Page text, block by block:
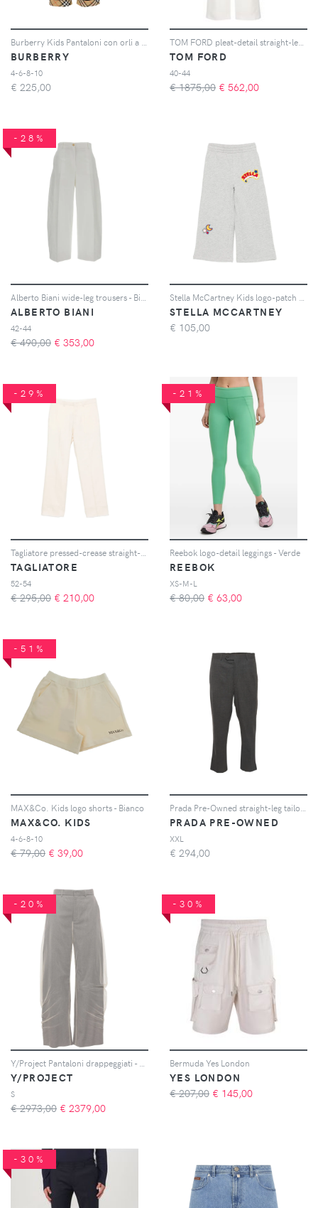
BURBERRY
4-6-8-10
€ 225,00
TOM FORD
40-44
€ 1875,00 € 562,00
-28%
ALBERTO BIANI
42-44
€ 490,00 € 353,00
STELLA MCCARTNEY
€ 105,00
-29%
TAGLIATORE
52-54
€ 295,00 € 210,00
-21%
Reebok logo-detail leggings - Verde
REEBOK
XS-M-L
€ 80,00 € 63,00
-51%
MAX&Co. Kids logo shorts - Bianco
MAX&CO. KIDS
4-6-8-10
€ 79,00 € 39,00
PRADA PRE-OWNED
XXL
€ 294,00
-20%
Y/PROJECT
S
€ 2973,00 € 2379,00
-30%
Bermuda Yes London
YES LONDON
€ 207,00 € 145,00
-30%